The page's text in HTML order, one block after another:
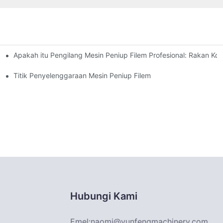
dengan Kejayaan Gemilang
Apakah itu Pengilang Mesin Peniup Filem Profesional: Rakan
dan kelebihan serta kekurangannya
Titik Penyelenggaraan Mesin Peniup Filem
Hubungi Kami